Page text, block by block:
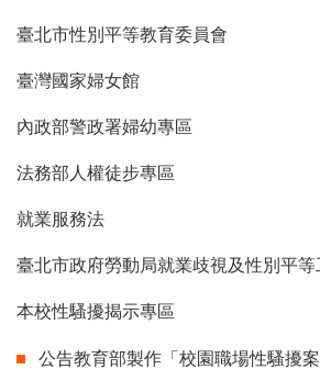
臺北市性別平等教育委員會
臺灣國家婦女館
內政部警政署婦幼專區
法務部人權徒步專區
就業服務法
臺北市政府勞動局就業歧視及性別平等
本校性騷擾揭示專區
公告教育部製作「校園職場性騷擾